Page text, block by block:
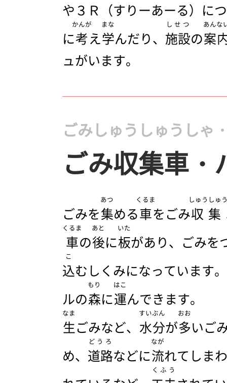
や３Ｒ（すりーあーる）に
に考
かんが
え学
まな
んだり、 施設
しせつ
の案
あんな
ュがいます。
ごみしゅうしゅうしゃ
ごみ収集車・
ごみを集
あつ
める車
くるま
をごみ収集
しゅうしゅ
車
くるま
の後
あと
に板
いた
があり、ごみを
込
こ
むしくみになっています
ルの森
もり
に運
はこ
んできます。
生
なま
ごみなど、 水分
すいぶん
が多
おお
いご
め、 道路
どうろ
などに流
なが
れてしま
くふう